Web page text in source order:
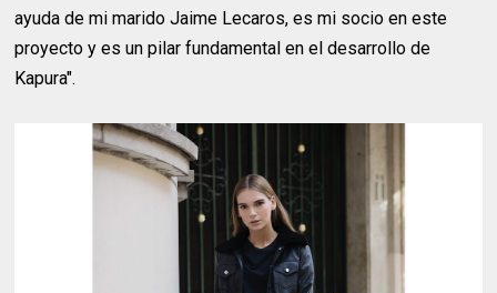
ayuda de mi marido Jaime Lecaros, es mi socio en este
proyecto y es un pilar fundamental en el desarrollo de
Kapura".